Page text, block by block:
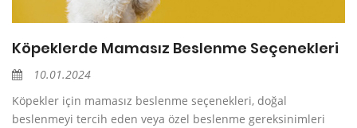
Köpeklerde Mamasız Beslenme Seçenekleri
10.01.2024
Köpekler için mamasız beslenme seçenekleri, doğal
beslenmeyi tercih eden veya özel beslenme gereksinimleri